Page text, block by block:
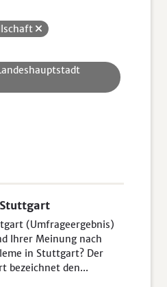
(Umfrageergebnis)
Ihrer Meinung nach
in Stuttgart? Der
bezeichnet den...